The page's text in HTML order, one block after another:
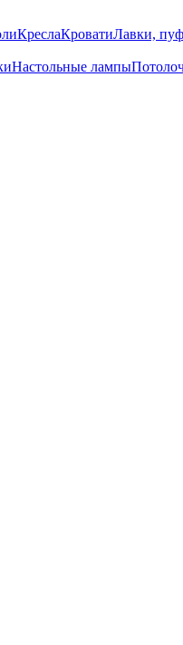
КреслаКроватиЛавки,
Настольные лампы